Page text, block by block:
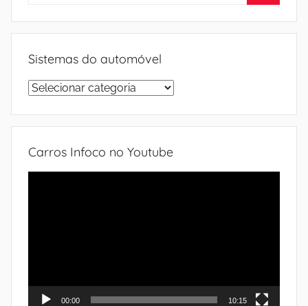
Sistemas do automóvel
Sistemas
automóvel
Carros Infoco no Youtube
00:00 10:15